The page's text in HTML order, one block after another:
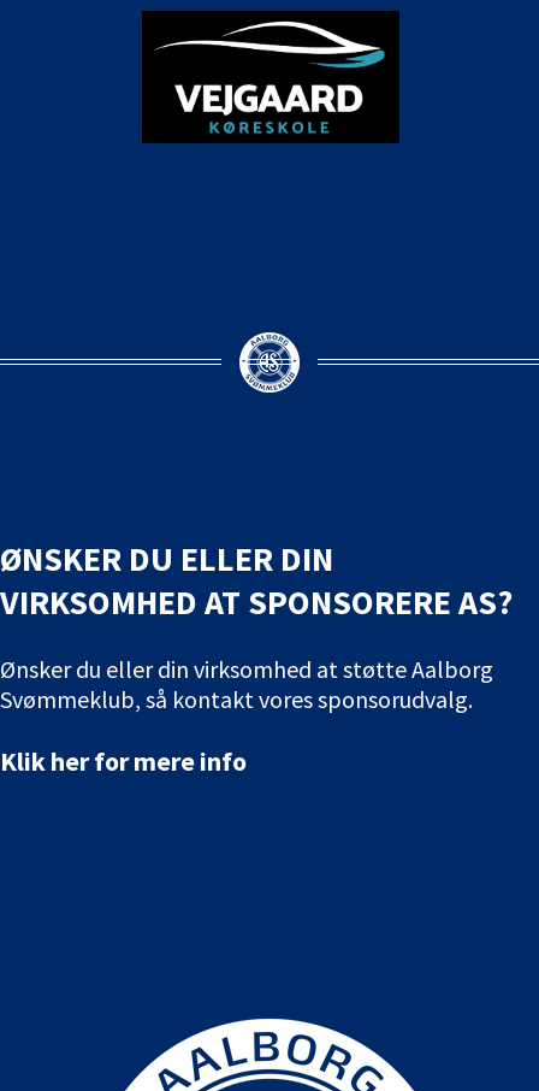
ØNSKER DU ELLER DIN
VIRKSOMHED AT SPONSORERE AS?
Ønsker du eller din virksomhed at støtte Aalborg
Svømmeklub, så kontakt vores sponsorudvalg.
Klik her for mere info